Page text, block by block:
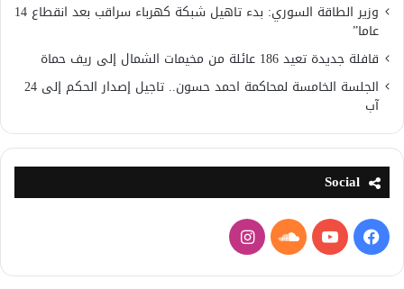
وزير الطاقة السوري: بدء تاهيل شبكة كهرباء سراقب بعد انقطاع 14
عاما”
قافلة جديدة تعيد 186 عائلة من مخيمات الشمال إلى ريف حماة
الجلسة الخامسة لمحاكمة احمد حسون.. تاجيل إصدار الحكم إلى 24
آب
Social
فيسبوكيوتيوبساوند
كلاود
انستقرام